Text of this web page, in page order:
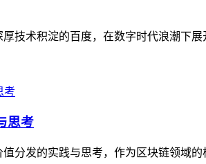
技术积淀的百度，在数字时代浪潮下
思考
分发的实践与思考，作为区块链领域